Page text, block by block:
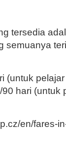
tersedia
semuanya
(untuk
hari (untuk
en/fares-